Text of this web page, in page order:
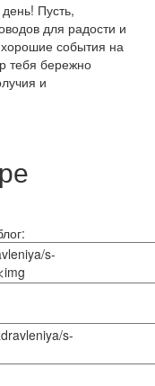
Пусть,
для радости и
события на
тебя бережно
и